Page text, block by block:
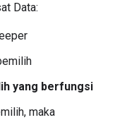
Data:
yang berfungsi
maka